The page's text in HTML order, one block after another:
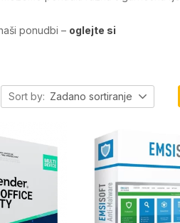
ponudbi – oglejte si
Sort by: Zadano sortiranje